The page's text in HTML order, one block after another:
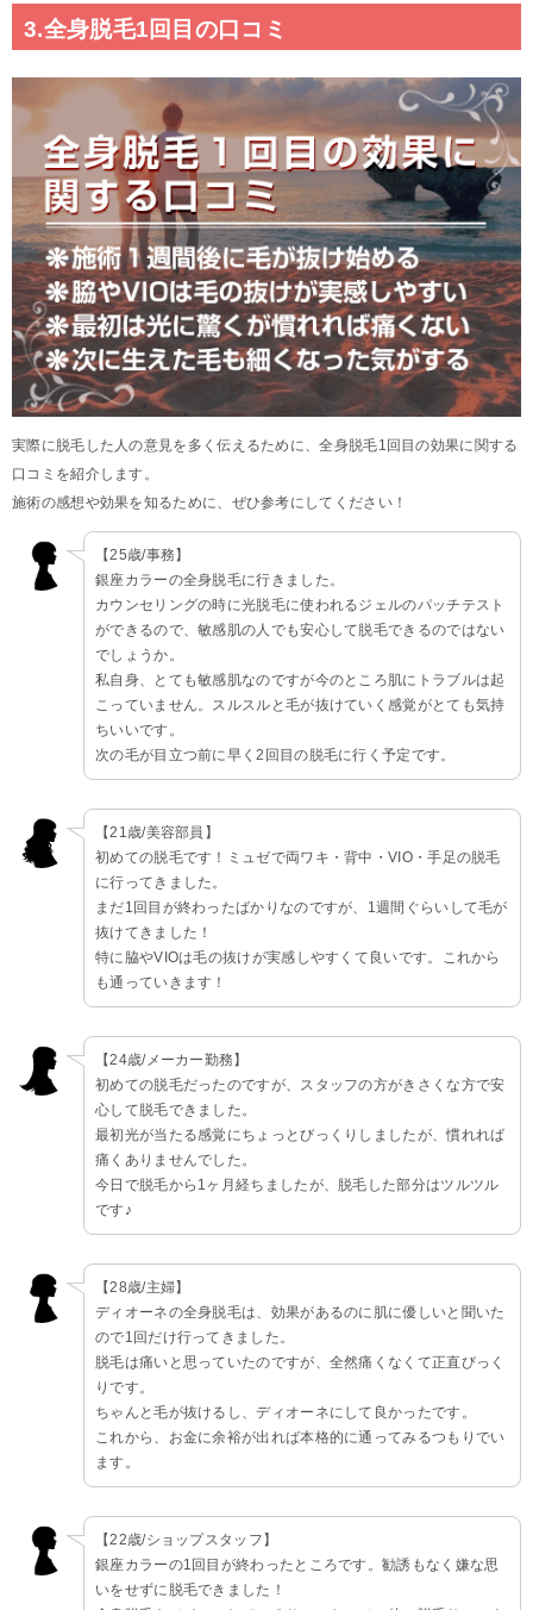
3.全身脱毛1回目の口コミ
実際に脱毛した人の意見を多く伝えるために、全身脱毛1回目の効果に関する
口コミを紹介します。
施術の感想や効果を知るために、ぜひ参考にしてください！
【25歳/事務】
銀座カラーの全身脱毛に行きました。
カウンセリングの時に光脱毛に使われるジェルのパッチテスト
ができるので、敏感肌の人でも安心して脱毛できるのではない
でしょうか。
私自身、とても敏感肌なのですが今のところ肌にトラブルは起
こっていません。スルスルと毛が抜けていく感覚がとても気持
ちいいです。
次の毛が目立つ前に早く2回目の脱毛に行く予定です。
【21歳/美容部員】
初めての脱毛です！ミュゼで両ワキ・背中・VIO・手足の脱毛
に行ってきました。
まだ1回目が終わったばかりなのですが、1週間ぐらいして毛が
抜けてきました！
特に脇やVIOは毛の抜けが実感しやすくて良いです。これから
も通っていきます！
【24歳/メーカー勤務】
初めての脱毛だったのですが、スタッフの方がきさくな方で安
心して脱毛できました。
最初光が当たる感覚にちょっとびっくりしましたが、慣れれば
痛くありませんでした。
今日で脱毛から1ヶ月経ちましたが、脱毛した部分はツルツル
です♪
【28歳/主婦】
ディオーネの全身脱毛は、効果があるのに肌に優しいと聞いた
ので1回だけ行ってきました。
脱毛は痛いと思っていたのですが、全然痛くなくて正直びっく
りです。
ちゃんと毛が抜けるし、ディオーネにして良かったです。
これから、お金に余裕が出れば本格的に通ってみるつもりでい
ます。
【22歳/ショップスタッフ】
銀座カラーの1回目が終わったところです。勧誘もなく嫌な思
いをせずに脱毛できました！